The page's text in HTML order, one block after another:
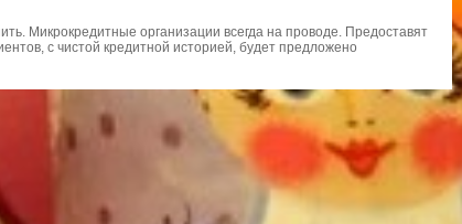
Микрокредитные организации всегда на проводе. Предоставят
с чистой кредитной историей, будет предложено